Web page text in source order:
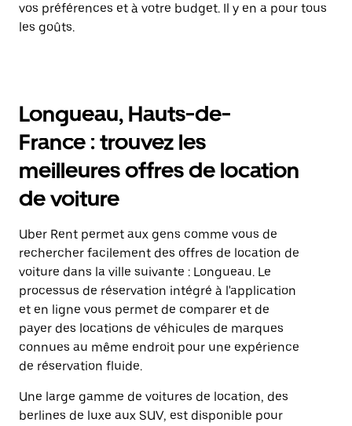
vos préférences et à votre budget. Il y en a pour tous
les goûts.
Longueau, Hauts-de-
France : trouvez les
meilleures offres de location
de voiture
Uber Rent permet aux gens comme vous de
rechercher facilement des offres de location de
voiture dans la ville suivante : Longueau. Le
processus de réservation intégré à l'application
et en ligne vous permet de comparer et de
payer des locations de véhicules de marques
connues au même endroit pour une expérience
de réservation fluide.
Une large gamme de voitures de location, des
berlines de luxe aux SUV, est disponible pour